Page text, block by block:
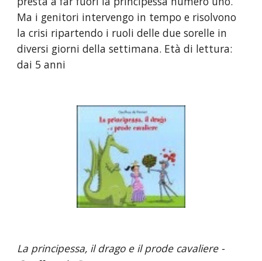
Ma i genitori intervengo in tempo e risolvono
la crisi ripartendo i ruoli delle due sorelle in
diversi giorni della settimana. Età di lettura:
dai 5 anni
La principessa, il drago e il prode cavaliere -